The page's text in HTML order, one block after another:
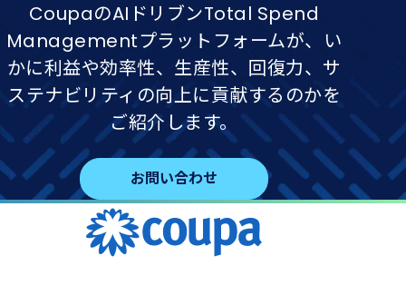
CoupaのAIドリブンTotal Spend
Managementプラットフォームが、い
かに利益や効率性、生産性、回復力、サ
ステナビリティの向上に貢献するのかを
ご紹介します。
お問い合わせ